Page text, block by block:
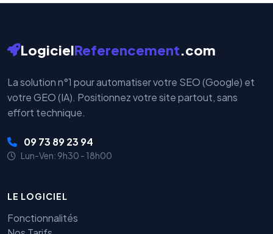
LogicielReferencement.com
La solution n°1 pour automatiser votre SEO (Google) et
votre GEO (IA). Positionnez votre site partout, sans
effort technique.
09 73 89 23 94
Lun-Ven: 9h30 - 18h00
LE LOGICIEL
Fonctionnalités